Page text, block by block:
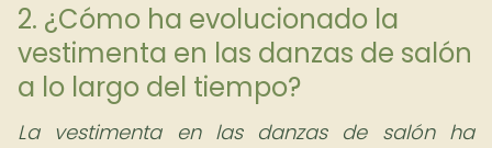
2. ¿Cómo ha evolucionado la
vestimenta en las danzas de salón
a lo largo del tiempo?
La vestimenta en las danzas de salón ha